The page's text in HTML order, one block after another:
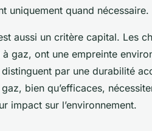
uniquement quand nécessaire.
aussi un critère capital. Les
gaz, ont une empreinte
par une durabilité
bien qu’efficaces,
impact sur l’environnement.